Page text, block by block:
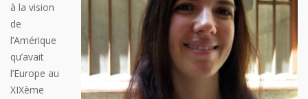
à la vision
de
l’Amérique
qu’avait
l’Europe au
XIXème